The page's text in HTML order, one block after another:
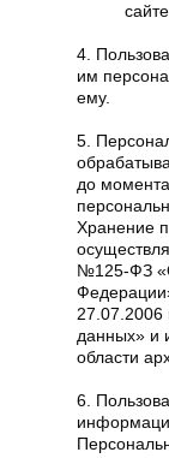
4.
им
ему.
5.
до
Хранение
№125-ФЗ
данных» и
области
6.